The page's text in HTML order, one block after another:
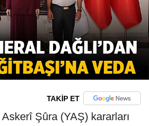
TAKİP ET
Şûra (YAŞ) kararları